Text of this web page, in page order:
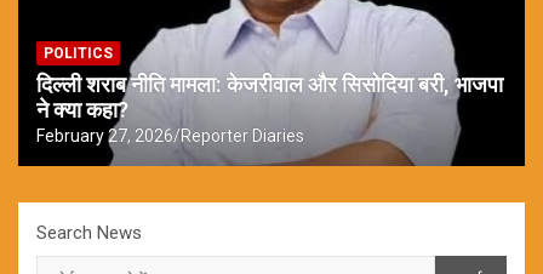
POLITICS
दिल्ली शराब नीति मामला: केजरीवाल और सिसोदिया बरी, भाजपा
ने क्या कहा?
February 27, 2026 Reporter Diaries
Search News